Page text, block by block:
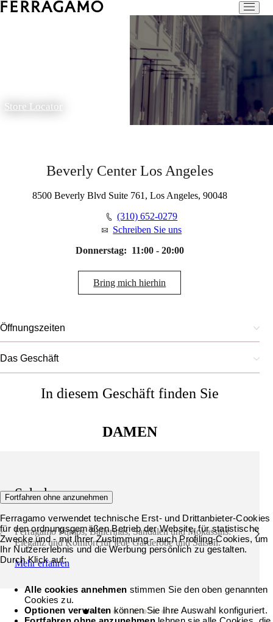
Store Locator
Beverly Center Los Angeles
8500 Beverly Blvd Suite 761, Los Angeles, 90048
(310) 652-0279
Schreiben Sie uns
Donnerstag: 11:00 - 20:00
Bring mich hierhin
Öffnungszeiten
Das Geschäft
In diesem Geschäft finden Sie
DAMEN
Schuhe
Ferragamo Pumps, Ballerinas, Sandalen und Mokassins:
Eleganz und Komfort für jede Garderobe und Saison.
Mehr erfahren
Fortfahren ohne anzunehmen
Ferragamo verwendet technische Erst- und Drittanbieter-Cookies
für den ordnungsgemäßen Betrieb der Website, für statistische
Zwecke und - mit Ihrer Zustimmung - auch Profiling-Cookies, um
Ihr Nutzererlebnis und die Werbung persönlich zu gestalten.
Durch Klick auf:
Alle cookies annehmen stimmen Sie den oben genannten
Cookies zu.
Optionen verwaltenkönnen Sie Ihre Auswahl konfiguriert.